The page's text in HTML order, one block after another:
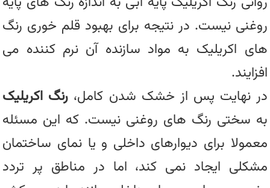
روغنی نیست. در نتیجه برای بهبود قلم خوری رنگ
های اکریلیک به مواد سازنده آن نرم کننده می
افزایند.
در نهایت پس از خشک شدن کامل، رنگ اکریلیک
به سختی رنگ های روغنی نیست. که این مسئله
معمولا برای دیوارهای داخلی و یا نمای ساختمان
مشکلی ایجاد نمی کند، اما در مناطق پر تردد